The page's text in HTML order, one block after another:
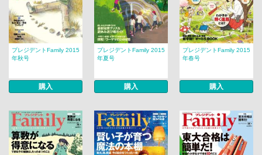
プレジデントFamily 2015
年秋号
購入
プレジデントFamily 2015
年夏号
購入
プレジデントFamily 2015
年春号
購入